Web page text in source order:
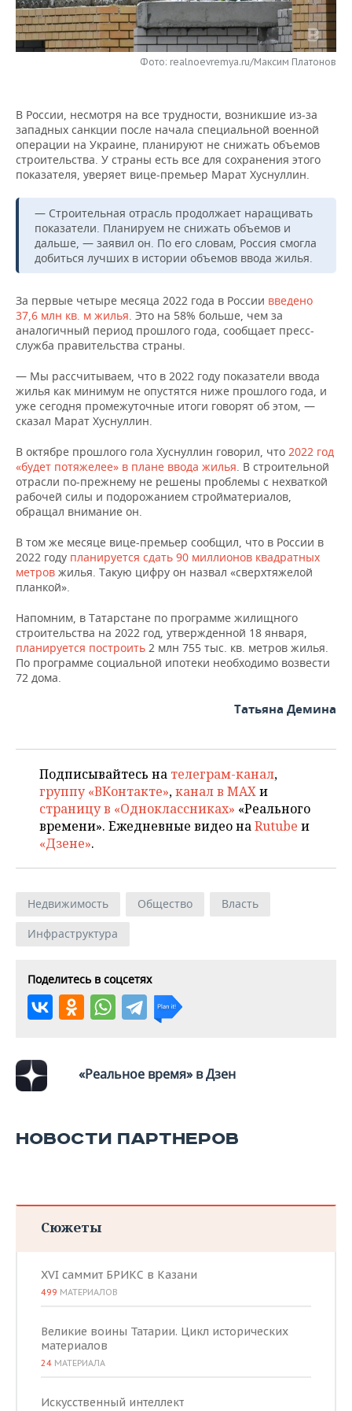
НЕФТЕХИМИЯ
НЕФТЬ
ЭНЕРГЕТИКА
РОЗНИЧНАЯ ТОРГОВЛЯ
НОВОСТИ ТЕХНОЛОГИЙ
ТЕЛЕКОММУНИКАЦИИ
МЕРОПРИЯТИЯ
НОВОСТИ МЕРОПРИЯТИЙ
БИЗНЕС-БРАНЧИ
ONLINE-КОНФЕРЕНЦИИ
ОТКРЫТАЯ ЛЕКЦИЯ
ФУТБОЛ
ХОККЕЙ
БАСКЕТБОЛ
ВОЛЕЙБОЛ
ФИГУРНОЕ КАТАНИЕ
ВОДНЫЕ ВИДЫ СПОРТА
ХОККЕЙ С МЯЧОМ
НОВОСТИ ОБЩЕСТВА
ВЛАСТЬ
ИНФРАСТРУКТУРА
ИСТОРИЯ
МЕДИЦИНА
ОБРАЗОВАНИЕ
ПРОИСШЕСТВИЯ
ФОТОГАЛЕРЕЯ
СЮЖЕТЫ
СПРАВОЧНИК
СПИСОК ПЕРСОН
ПОЛНАЯ ВЕРСИЯ
Фото: realnoevremya.ru/Максим Платонов
В России, несмотря на все трудности, возникшие из-за
западных санкции после начала специальной военной
операции на Украине, планируют не снижать объемов
строительства. У страны есть все для сохранения этого
показателя, уверяет вице-премьер Марат Хуснуллин.
— Строительная отрасль продолжает наращивать
показатели. Планируем не снижать объемов и
дальше, — заявил он. По его словам, Россия смогла
добиться лучших в истории объемов ввода жилья.
За первые четыре месяца 2022 года в России введено
37,6 млн кв. м жилья. Это на 58% больше, чем за
аналогичный период прошлого года, сообщает пресс-
служба правительства страны.
— Мы рассчитываем, что в 2022 году показатели ввода
жилья как минимум не опустятся ниже прошлого года, и
уже сегодня промежуточные итоги говорят об этом, —
сказал Марат Хуснуллин.
В октябре прошлого гола Хуснуллин говорил, что 2022 год
«будет потяжелее» в плане ввода жилья. В строительной
отрасли по-прежнему не решены проблемы с нехваткой
рабочей силы и подорожанием стройматериалов,
обращал внимание он.
В том же месяце вице-премьер сообщил, что в России в
2022 году планируется сдать 90 миллионов квадратных
метров жилья. Такую цифру он назвал «сверхтяжелой
планкой».
Напомним, в Татарстане по программе жилищного
строительства на 2022 год, утвержденной 18 января,
планируется построить 2 млн 755 тыс. кв. метров жилья.
По программе социальной ипотеки необходимо возвести
72 дома.
Татьяна Демина
Подписывайтесь на телеграм-канал,
группу «ВКонтакте»,канал в MAXи
страницу в «Одноклассниках» «Реального
времени». Ежедневные видео наRutube и
«Дзене».
Недвижимость Общество
Власть
Инфраструктура
Поделитесь в соцсетях
«Реальное время» в Дзен
НОВОСТИ ПАРТНЕРОВ
Сюжеты
XVI саммит БРИКС в Казани
499 МАТЕРИАЛОВ
Великие воины Татарии. Цикл исторических
материалов
24 МАТЕРИАЛА
Искусственный интеллект